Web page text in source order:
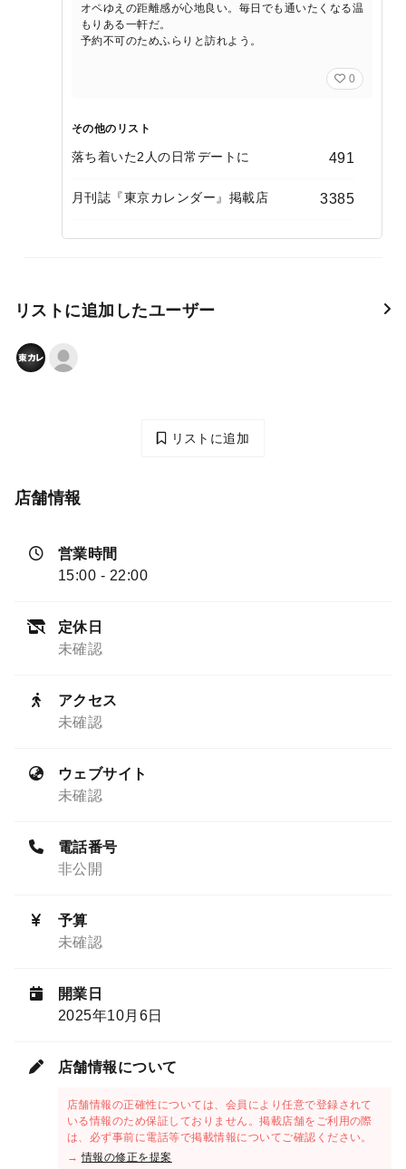
オペゆえの距離感が心地良い。毎日でも通いたくなる温
もりある一軒だ。
予約不可のためふらりと訪れよう。
0
その他のリスト
落ち着いた2人の日常デートに 491
月刊誌『東京カレンダー』掲載店 3385
リストに追加したユーザー
リストに追加
店舗情報
営業時間
15:00 - 22:00
定休日
未確認
アクセス
未確認
ウェブサイト
未確認
電話番号
非公開
予算
未確認
開業日
2025年10月6日
店舗情報について
店舗情報の正確性については、会員により任意で登録されて
いる情報のため保証しておりません。掲載店舗をご利用の際
は、必ず事前に電話等で掲載情報についてご確認ください。
→情報の修正を提案